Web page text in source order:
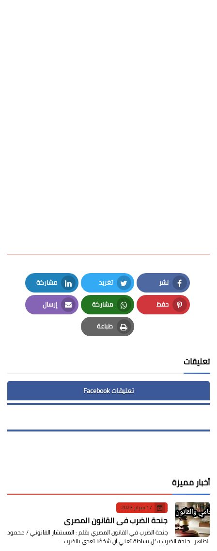
نشر
Facebook
تغريد
Twitter
مشاركة
LinkedIn
حفظ
Pinterest
مشاركة
Whatsapp
إرسال
Email
طباعة
Print
تعليقات
تعليقات Facebook
أخبار مميزة
17 فبراير 2023
جنحة الضرب في القانون المصري
جنحة الضرب في القانون المصري بقلم : المستشار القانوني / محمود
الطاهر جنحة الضرب بكل بساطة تعني أن شخصًا تعدى بالضرب…